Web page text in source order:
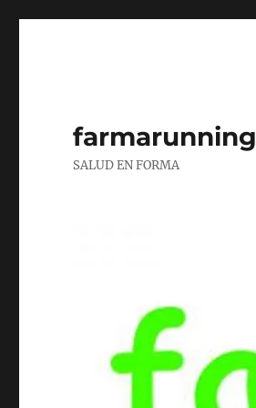
farmarunning
SALUD EN FORMA